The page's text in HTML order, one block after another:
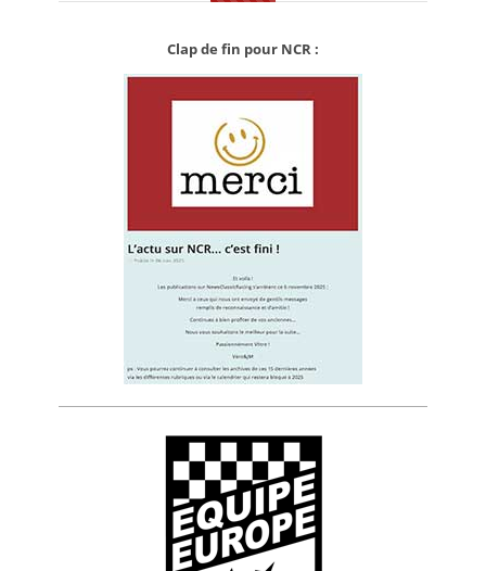
Clap de fin pour NCR :